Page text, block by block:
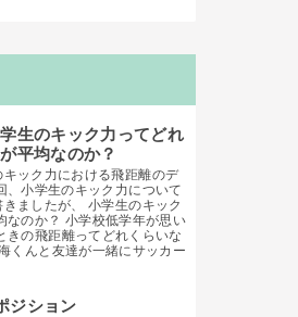
生のキック力ってどれ
平均なのか？
キック力における飛距離のデ
、小学生のキック力について
きましたが、 小学生のキック
なのか？ 小学校低学年が思い
きの飛距離ってどれくらいな
くんと友達が一緒にサッカー
ジション